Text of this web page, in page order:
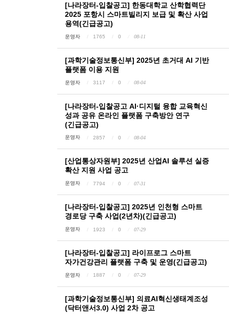
[나라장터-입찰공고] 한동대학교 산학협력단
2025 포항시 스마트빌리지 보급 및 확산 사업
용역(긴급공고)
운영자 1765 0 08-11
[과학기술정보통신부] 2025년 초거대 AI 기반
플랫폼 이용 지원
운영자 3117 0 08-04
[나라장터-입찰공고 AI·디지털 융합 교육혁신
성과 공유 온라인 플랫폼 구축방안 연구
(긴급공고)
운영자 2857 0 08-04
[산업통상자원부] 2025년 산업AI 솔루션 실증
확산 지원 사업 공고
운영자 7794 0 07-31
[나라장터-입찰공고] 2025년 인천형 스마트
경로당 구축 사업(2년차)(긴급공고)
운영자 1923 0 07-29
[나라장터-입찰공고] 라이프로그 스마트
자가건강관리 플랫폼 구축 및 운영(긴급공고)
운영자 1887 0 07-29
[과학기술정보통신부] 의료AI혁신생태계조성
(닥터앤서3.0) 사업 2차 공고